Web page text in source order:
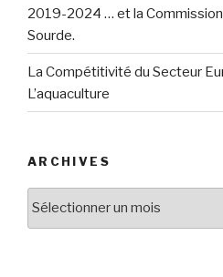
2019-2024 … et la
Sourde.
La Compétitivité du Secteur
L’aquaculture
ARCHIVES
Archives